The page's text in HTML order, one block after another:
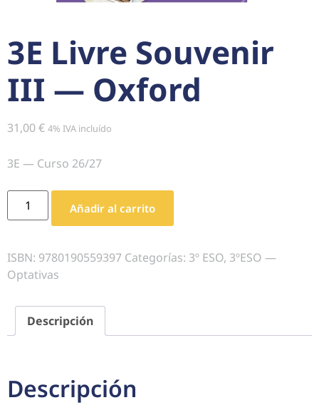
3E Livre Souvenir
III — Oxford
31,00€ 4% IVA incluído
3E — Curso 26/27
Añadir al carrito
ISBN: 9780190559397 Categorías: 3º ESO, 3ºESO —
Optativas
Descripción
Descripción